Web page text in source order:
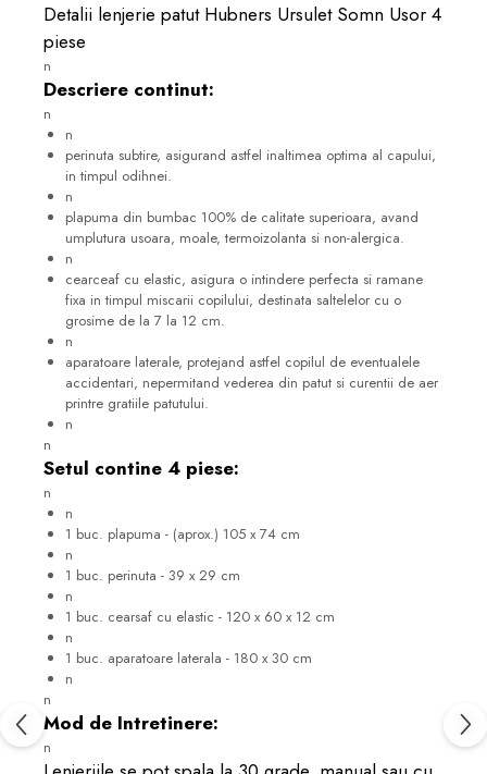
Detalii lenjerie patut Hubners Ursulet Somn Usor 4
piese
n
Descriere continut:
n
n
perinuta subtire, asigurand astfel inaltimea optima al capului,
in timpul odihnei.
n
plapuma din bumbac 100% de calitate superioara, avand
umplutura usoara, moale, termoizolanta si non-alergica.
n
cearceaf cu elastic, asigura o intindere perfecta si ramane
fixa in timpul miscarii copilului, destinata saltelelor cu o
grosime de la 7 la 12 cm.
n
aparatoare laterale, protejand astfel copilul de eventualele
accidentari, nepermitand vederea din patut si curentii de aer
printre gratiile patutului.
n
n
Setul contine 4 piese:
n
n
1 buc. plapuma - (aprox.) 105 x 74 cm
n
1 buc. perinuta - 39 x 29 cm
n
1 buc. cearsaf cu elastic - 120 x 60 x 12 cm
n
1 buc. aparatoare laterala - 180 x 30 cm
n
n
Mod de Intretinere:
n